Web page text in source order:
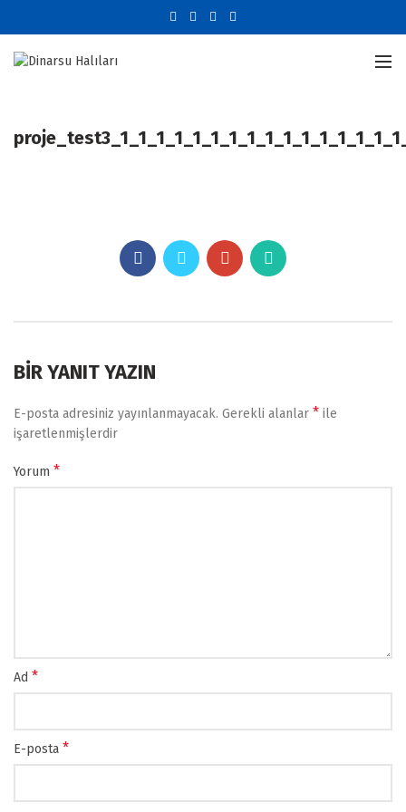
BIR YANIT YAZIN
E-posta adresiniz yayınlanmayacak. Gerekli alanlar * ile
işaretlenmişlerdir
Yorum *
Ad *
E-posta *